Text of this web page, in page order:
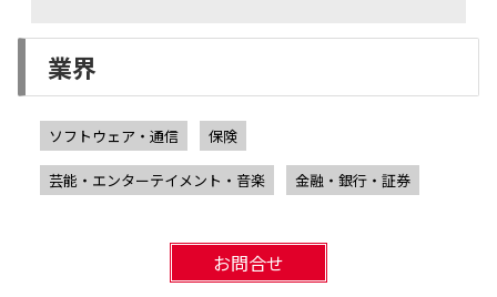
業界
ソフトウェア・通信 保険
芸能・エンターテイメント・音楽 金融・銀行・証券
お問合せ